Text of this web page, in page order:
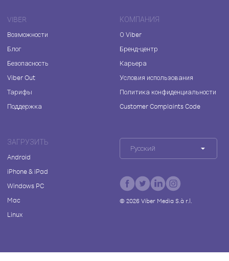
VIBER
Возможности
Блог
Безопасность
Viber Out
Тарифы
Поддержка
КОМПАНИЯ
О Viber
Бренд-центр
Карьера
Условия использования
Политика конфиденциальности
Customer Complaints Code
ЗАГРУЗИТЬ
Android
iPhone & iPad
Windows PC
Mac
Linux
Русский
© 2026Viber Media S.à r.l.